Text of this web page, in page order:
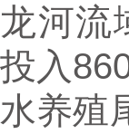
龙河流
投入
水养殖